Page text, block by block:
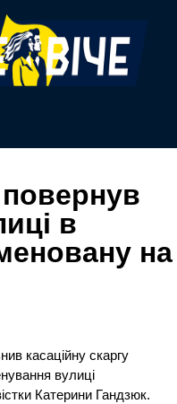
в
на
касаційну скаргу
вулиці
Катерини Гандзюк.